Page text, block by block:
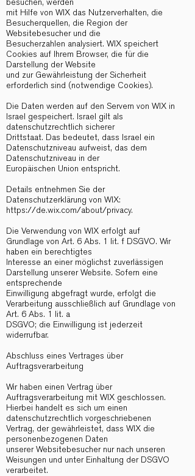
besuchen, werden
mit Hilfe von WIX das Nutzerverhalten, die
Besucherquellen, die Region der
Websitebesucher und die
Besucherzahlen analysiert. WIX speichert
Cookies auf Ihrem Browser, die für die
Darstellung der Website
und zur Gewährleistung der Sicherheit
erforderlich sind (notwendige Cookies).
Die Daten werden auf den Servern von WIX in
Israel gespeichert. Israel gilt als
datenschutzrechtlich sicherer
Drittstaat. Das bedeutet, dass Israel ein
Datenschutzniveau aufweist, das dem
Datenschutzniveau in der
Europäischen Union entspricht.
Details entnehmen Sie der
Datenschutzerklärung von WIX:
https://de.wix.com/about/privacy.
Die Verwendung von WIX erfolgt auf
Grundlage von Art. 6 Abs. 1 lit. f DSGVO. Wir
haben ein berechtigtes
Interesse an einer möglichst zuverlässigen
Darstellung unserer Website. Sofern eine
entsprechende
Einwilligung abgefragt wurde, erfolgt die
Verarbeitung ausschließlich auf Grundlage von
Art. 6 Abs. 1 lit. a
DSGVO; die Einwilligung ist jederzeit
widerrufbar.
Abschluss eines Vertrages über
Auftragsverarbeitung
Wir haben einen Vertrag über
Auftragsverarbeitung mit WIX geschlossen.
Hierbei handelt es sich um einen
datenschutzrechtlich vorgeschriebenen
Vertrag, der gewährleistet, dass WIX die
personenbezogenen Daten
unserer Websitebesucher nur nach unseren
Weisungen und unter Einhaltung der DSGVO
verarbeitet.